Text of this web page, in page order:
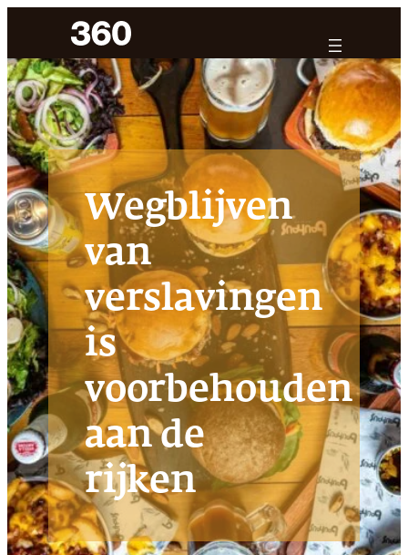
de
inhoud
Wegblijven
van
verslavingen
is
voorbehouden
aan de
rijken